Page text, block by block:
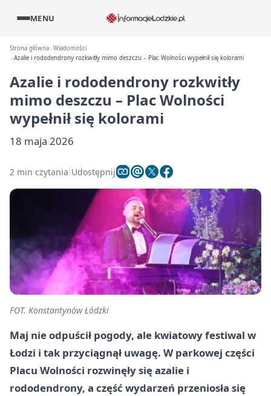
MENU
Strona główna Wiadomości
Azalie i rododendrony rozkwitły mimo deszczu – Plac Wolności wypełnił się kolorami
Azalie i rododendrony rozkwitły
mimo deszczu – Plac Wolności
wypełnił się kolorami
18 maja 2026
2 min czytania Udostępnij
FOT. Konstantynów Łódzki
Maj nie odpuścił pogody, ale kwiatowy festiwal w
Łodzi i tak przyciągnął uwagę. W parkowej części
Placu Wolności rozwinęły się azalie i
rododendrony, a część wydarzeń przeniosła się